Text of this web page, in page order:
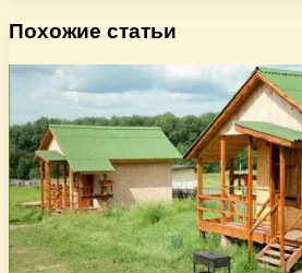
Похожие статьи